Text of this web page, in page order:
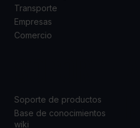
Transporte
Empresas
Comercio
Soporte de productos
Base de conocimientos
wiki